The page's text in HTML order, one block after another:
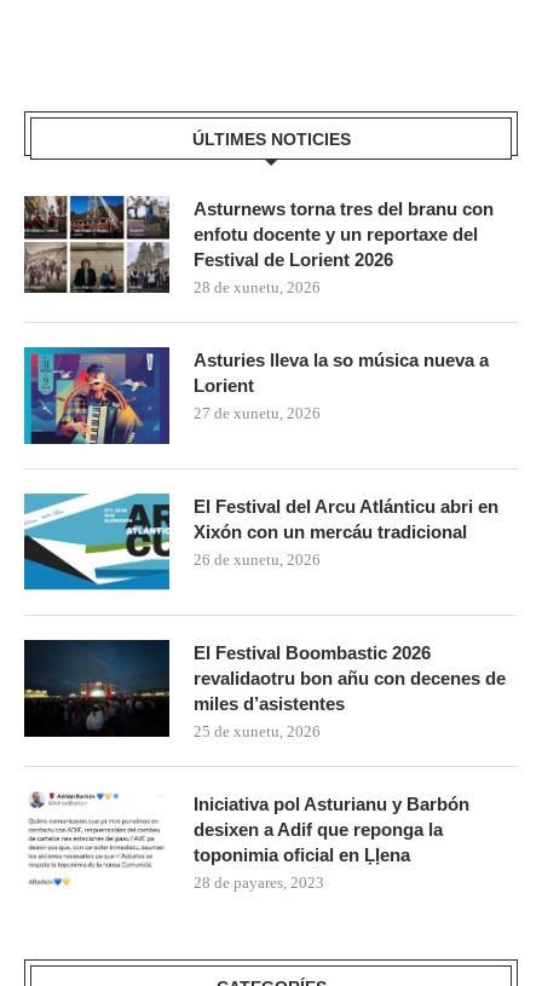
ÚLTIMES NOTICIES
Asturnews torna tres del branu con
enfotu docente y un reportaxe del
Festival de Lorient 2026
28 de xunetu, 2026
Asturies lleva la so música nueva a
Lorient
27 de xunetu, 2026
El Festival del Arcu Atlánticu abri en
Xixón con un mercáu tradicional
26 de xunetu, 2026
El Festival Boombastic 2026
revalidaotru bon añu con decenes de
miles d’asistentes
25 de xunetu, 2026
Iniciativa pol Asturianu y Barbón
desixen a Adif que reponga la
toponimia oficial en Ḷḷena
28 de payares, 2023